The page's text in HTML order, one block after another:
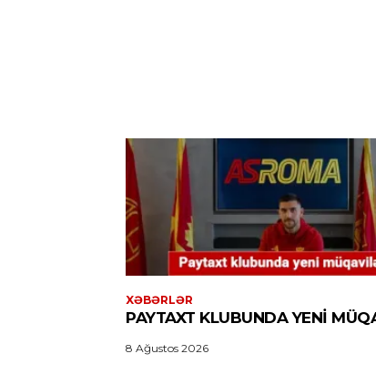
XƏBƏRLƏR
PAYTAXT KLUBUNDA YENI
8 Ağustos 2026